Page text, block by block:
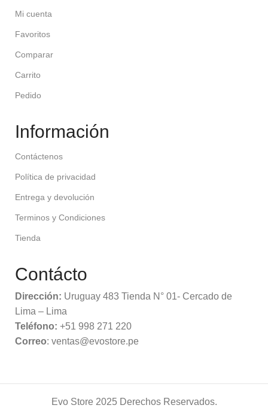
Mi cuenta
Favoritos
Comparar
Carrito
Pedido
Información
Contáctenos
Política de privacidad
Entrega y devolución
Terminos y Condiciones
Tienda
Contácto
Dirección: Uruguay 483 Tienda N° 01- Cercado de
Lima – Lima
Teléfono: +51 998 271 220
Correo: ventas@evostore.pe
Evo Store 2025 Derechos Reservados.